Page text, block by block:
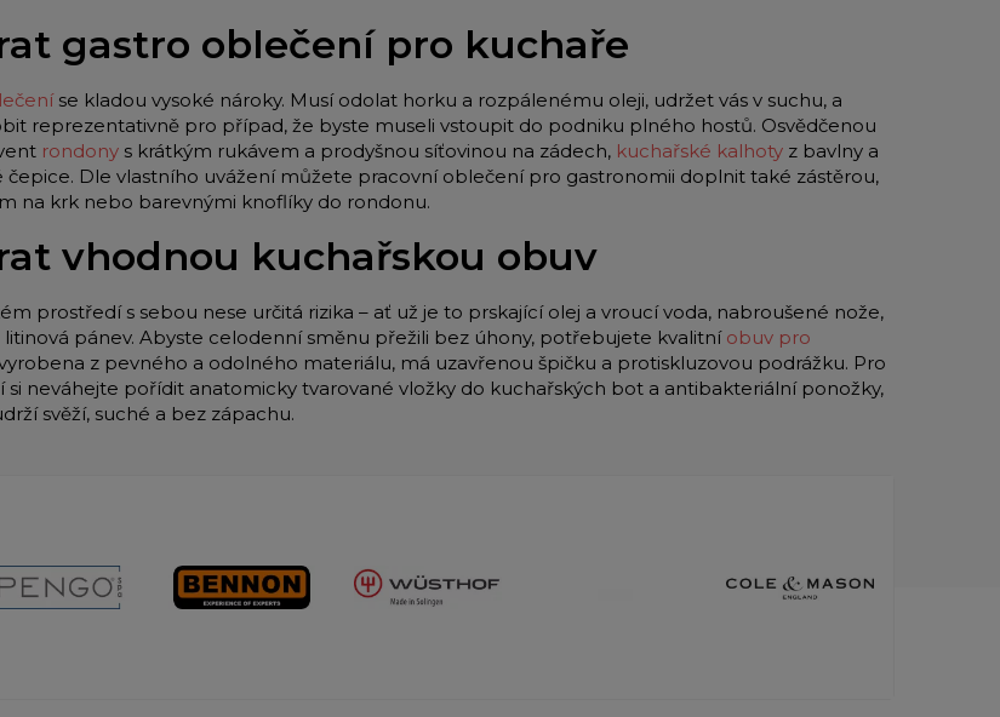
gastro oblečení pro kuchaře
se kladou vysoké nároky. Musí odolat horku a rozpálenému oleji, udržet vás v suchu, a
reprezentativně pro případ, že byste museli vstoupit do podniku plného hostů. Osvědčenou
rondony s krátkým rukávem a prodyšnou síťovinou na zádech, kuchařské kalhoty z bavlny a
čepice. Dle vlastního uvážení můžete pracovní oblečení pro gastronomii doplnit také zástěrou,
na krk nebo barevnými knoflíky do rondonu.
vhodnou kuchařskou obuv
prostředí s sebou nese určitá rizika – ať už je to prskající olej a vroucí voda, nabroušené nože,
pánev. Abyste celodenní směnu přežili bez úhony, potřebujete kvalitní obuv pro
z pevného a odolného materiálu, má uzavřenou špičku a protiskluzovou podrážku. Pro
si neváhejte pořídit anatomicky tvarované vložky do kuchařských bot a antibakteriální ponožky,
svěží, suché a bez zápachu.